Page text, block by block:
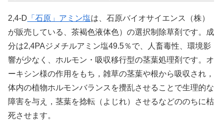
2,4-D 「石原」アミン塩は、石原バイオサイエンス（株）
が販売している、茶褐色液体色）の選択制除草剤です。成
分は2,4PAジメチルアミン塩49.5％で、人畜毒性、環境影
響が少なく、ホルモン・吸収移行型の茎葉処理剤です。オ
ーキシン様の作用をもち，雑草の茎葉や根から吸収され，
体内の植物ホルモンバランスを攪乱させることで生理的な
障害を与え，茎葉を捻転（よじれ）させるなどののちに枯
死させます。